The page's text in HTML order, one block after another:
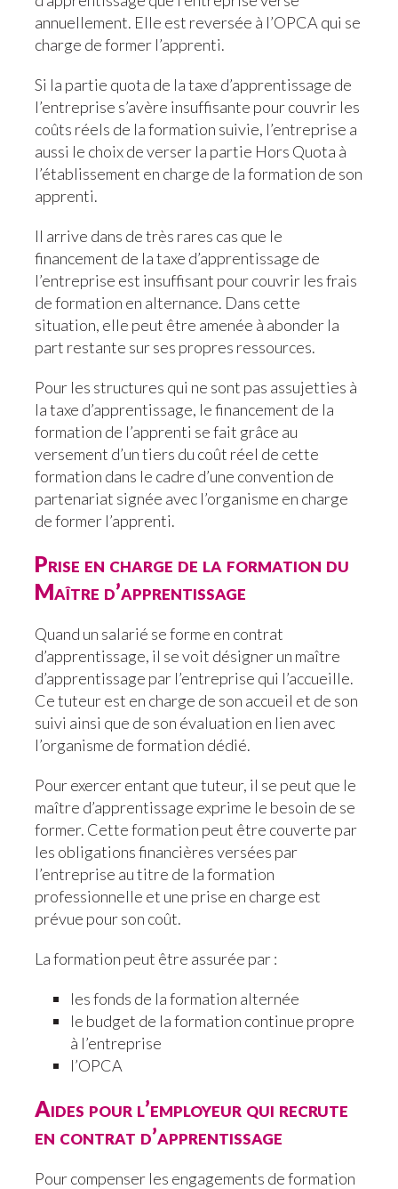
annuellement. Elle est reversée à l’OPCA qui se
charge de former l’apprenti.
Si la partie quota de la taxe d’apprentissage de
l’entreprise s’avère insuffisante pour couvrir les
coûts réels de la formation suivie, l’entreprise a
aussi le choix de verser la partie Hors Quota à
l’établissement en charge de la formation de son
apprenti.
Il arrive dans de très rares cas que le
financement de la taxe d’apprentissage de
l’entreprise est insuffisant pour couvrir les frais
de formation en alternance. Dans cette
situation, elle peut être amenée à abonder la
part restante sur ses propres ressources.
Pour les structures qui ne sont pas assujetties à
la taxe d’apprentissage, le financement de la
formation de l’apprenti se fait grâce au
versement d’un tiers du coût réel de cette
formation dans le cadre d’une convention de
partenariat signée avec l’organisme en charge
de former l’apprenti.
Prise en charge de la formation du
Maître d’apprentissage
Quand un salarié se forme en contrat
d’apprentissage, il se voit désigner un maître
d’apprentissage par l’entreprise qui l’accueille.
Ce tuteur est en charge de son accueil et de son
suivi ainsi que de son évaluation en lien avec
l’organisme de formation dédié.
Pour exercer entant que tuteur, il se peut que le
maître d’apprentissage exprime le besoin de se
former. Cette formation peut être couverte par
les obligations financières versées par
l’entreprise au titre de la formation
professionnelle et une prise en charge est
prévue pour son coût.
La formation peut être assurée par :
les fonds de la formation alternée
le budget de la formation continue propre
à l’entreprise
l’OPCA
Aides pour l’employeur qui recrute
en contrat d’apprentissage
Pour compenser les engagements de formation